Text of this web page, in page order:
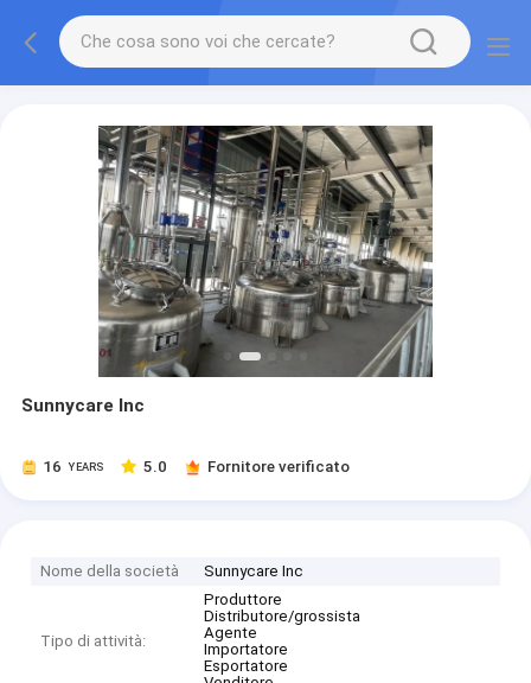
Sunnycare Inc
16 YEARS 5.0 Fornitore verificato
Nome della società Sunnycare Inc
Tipo di attività:
Produttore
Distributore/grossista
Agente
Importatore
Esportatore